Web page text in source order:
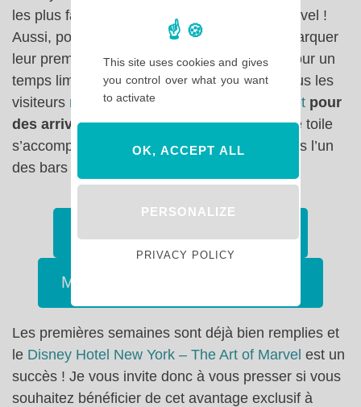
les plus fans de l’univers super héroïque Marvel !
Aussi, pour les remercier de leur venue et marquer
leur premier séjour, Disneyland Paris offre pour un
temps limitée une toile Marvel exclusive à tous les
visiteurs réservant un séjour avant le 29 juillet pour
des arrivées jusqu’au 30 mars 2022! Cette toile
s’accompagne d’une boisson à déguster dans l’un
des bars de l’hôtel !
Mes billets parcs à partir de 49€ !
Les premières semaines sont déjà bien remplies et
le Disney Hotel New York – The Art of Marvel est un
succès ! Je vous invite donc à vous presser si vous
souhaitez bénéficier de cet avantage exclusif à
This site uses cookies and gives
you control over what you want
to activate
OK, ACCEPT ALL
PERSONALIZE
PRIVACY POLICY